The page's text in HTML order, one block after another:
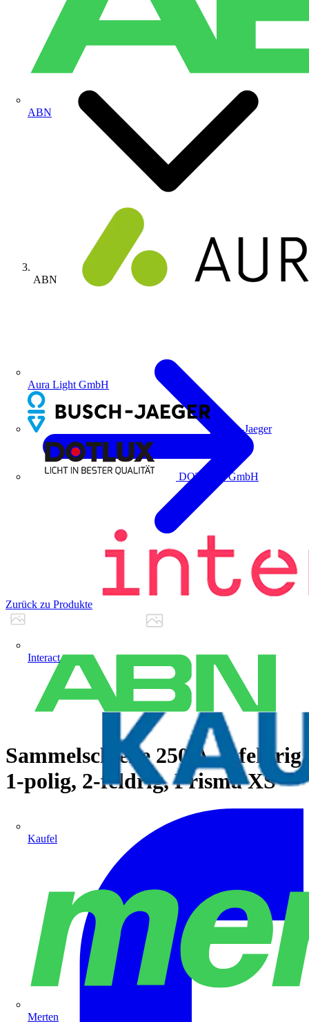
ABN
Aura Light GmbH
Busch-Jaeger
DOTLUX GmbH
Interact
Kaufel
Merten
ABN
Zurück zu Produkte
Sammelschiene 250 A_2-feldrig
1-polig, 2-feldrig, Prisma XS